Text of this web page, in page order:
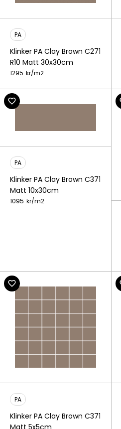
PA
Klinker PA Clay Brown C271
R10 Matt 30x30cm
1295 kr/m2
PA
Klinker PA Clay Brown C371
Matt 10x30cm
1095 kr/m2
PA
Klinker PA Clay Brown C371
Matt 5x5cm